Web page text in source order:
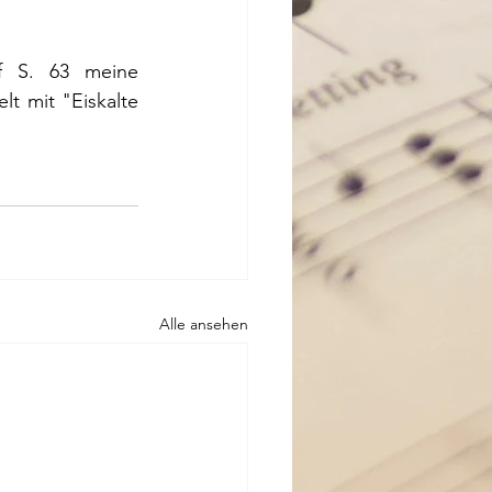
S. 63 meine
mit "Eiskalte
Alle ansehen